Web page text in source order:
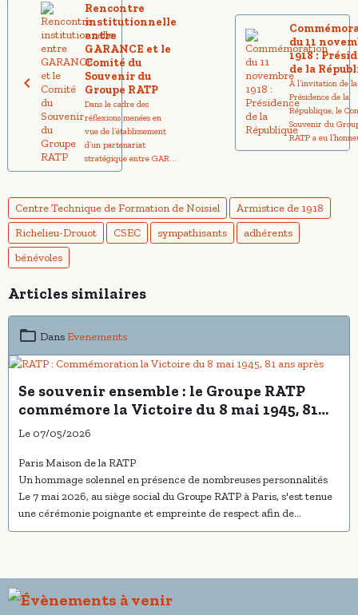
Rencontre
institutionnelle
entre
GARANCE et le
Comité du
Souvenir du
Groupe RATP
Dans le cadre des
réflexions menées en
vue de l’établissement
d’un partenariat
stratégique entre GAR...
du 11
1918 :
de la
À l’invitation de la
Présidence de la
République, le
Souvenir du
RATP a eu
Centre Technique de Formation de Noisiel
Armistice de 1918
Richelieu-Drouot
CSEC sympathisants
adhérents
bénévoles
Articles similaires
DansEvenements
Se souvenir ensemble : le Groupe RATP
commémore la Victoire du 8 mai 1945, 81
ans après
Le 07/05/2026
Paris Maison de la RATP
Un hommage solennel en présence de nombreuses personnalités
Le 7 mai 2026, au siège social du Groupe RATP à Paris, s'est tenue
une cérémonie poignante et empreinte de respect afin de
commémorer le 81ème anniversaire de la Victoire du 8 mai 1945,
Ce moment historique, symbole de liberté et de paix retrouvée, a
été honoré par la présence de nombreuses personnalités civiles et